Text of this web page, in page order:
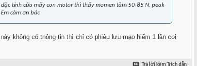
tính của mấy con motor thì thấy momen tầm 50-85 N, peak
cảm ơn bác
không có thông tin thì chỉ có phiêu lưu mạo hiểm 1 lần coi
Trả lời kèm Trích dẫn